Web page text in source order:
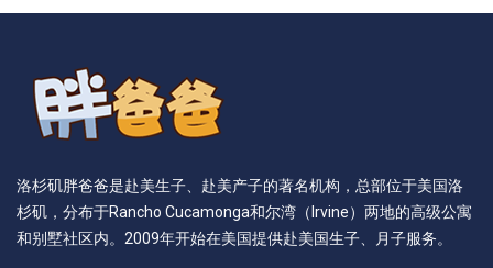
洛杉矶胖爸爸是赴美生子、赴美产子的著名机构，总部位于美国洛
杉矶，分布于Rancho Cucamonga和尔湾（Irvine）两地的高级公寓
和别墅社区内。2009年开始在美国提供赴美国生子、月子服务。